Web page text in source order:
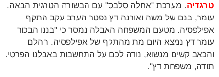
טרגדיה. מערכת "אחלה סלבס" עם הבשורה הטרגית הבאה.
עומר, בנם של משה ואורנה דץ נפטר הערב עקב התקף
אפילפסיה. מטעם המשפחה האבלה נמסר כי "בננו הבכור
עומר דץ נמצא היום מת מהתקף של אפילפסיה. ההלם
והכאב קשים מנשוא, נודה לכם על התחשבות באבלנו הפרטי.
תודה, משפחת דץ".